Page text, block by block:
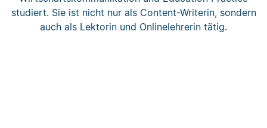
studiert. Sie ist nicht nur als Content-Writerin, sondern
auch als Lektorin und Onlinelehrerin tätig.